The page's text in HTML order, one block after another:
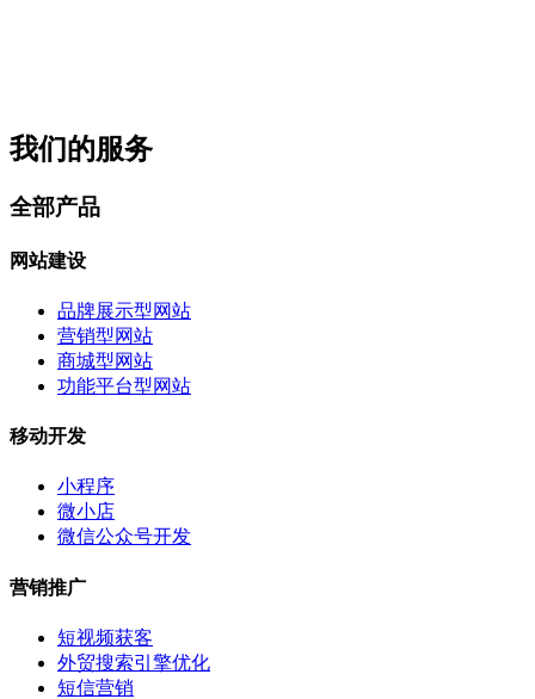
我们的服务
全部产品
网站建设
品牌展示型网站
营销型网站
商城型网站
功能平台型网站
移动开发
小程序
微小店
微信公众号开发
营销推广
短视频获客
外贸搜索引擎优化
短信营销